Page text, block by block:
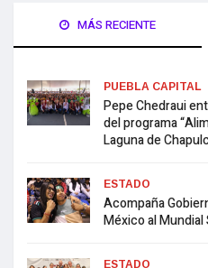
MÁS RECIENTE
PUEBLA CAPITAL
Pepe Chedraui
del programa
Laguna de
ESTADO
Acompaña
México al Mundial
ESTADO